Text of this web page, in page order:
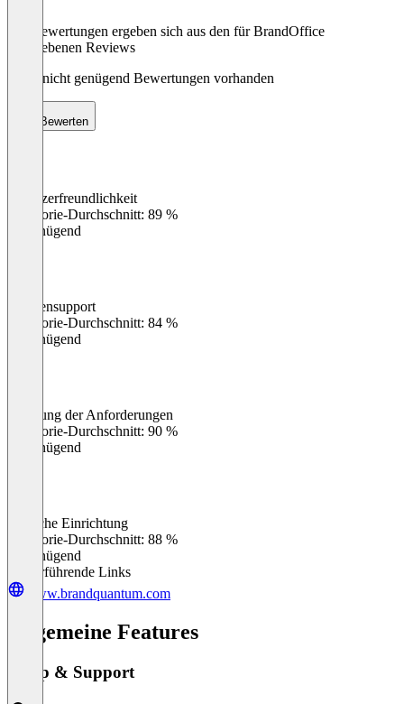
Die Bewertungen ergeben sich aus den für BrandOffice
abgegebenen Reviews
Noch nicht genügend Bewertungen vorhanden
Bewerten
Benutzerfreundlichkeit
Kategorie-Durchschnitt: 89 %
Ungenügend
Kundensupport
Kategorie-Durchschnitt: 84 %
Ungenügend
Erfüllung der Anforderungen
Kategorie-Durchschnitt: 90 %
Ungenügend
Einfache Einrichtung
Kategorie-Durchschnitt: 88 %
Ungenügend
Weiterführende Links
www.brandquantum.com
Allgemeine Features
Setup & Support